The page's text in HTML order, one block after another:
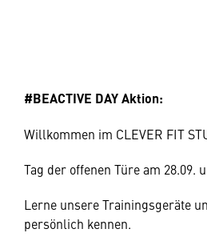
#BEACTIVE DAY Aktion:
Willkommen im CLEVER FIT
Tag der offenen Türe am 28.09.
Lerne unsere Trainingsgeräte
persönlich kennen.